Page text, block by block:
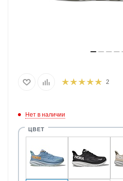
2
Нет в наличии